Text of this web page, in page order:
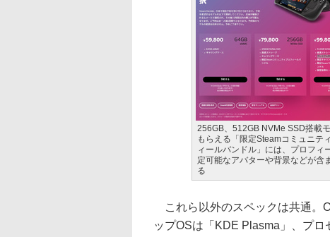
256GB、512GB NVMe SSD搭載
もらえる「限定Steamコミュニテ
ィールバンドル」には、プロフィ
定可能なアバターや背景などが含
る
これら以外のスペックは共通。
ップOSは「KDE Plasma」、プ